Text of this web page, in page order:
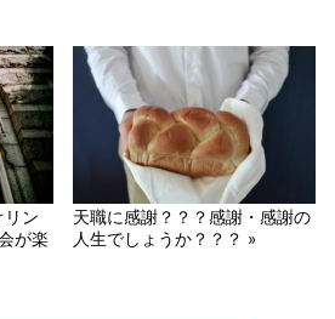
ン
が楽
天職に感謝？？？感謝・感謝の
人生でしょうか？？？ »